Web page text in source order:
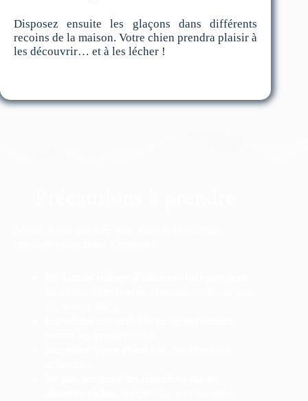
Disposez ensuite les glaçons dans différents
recoins de la maison. Votre chien prendra plaisir à
les découvrir… et à les lécher !